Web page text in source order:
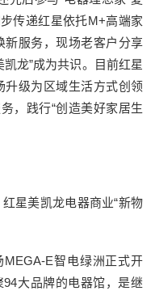
传递红星依托M+高端家
新服务，现场老客户分享
龙”成为共识。目前红星
升级为区域生活方式创领
，践行“创造美好家居生
星美凯龙电器商业“新物
E智电绿洲正式开
大品牌的电器馆，是继